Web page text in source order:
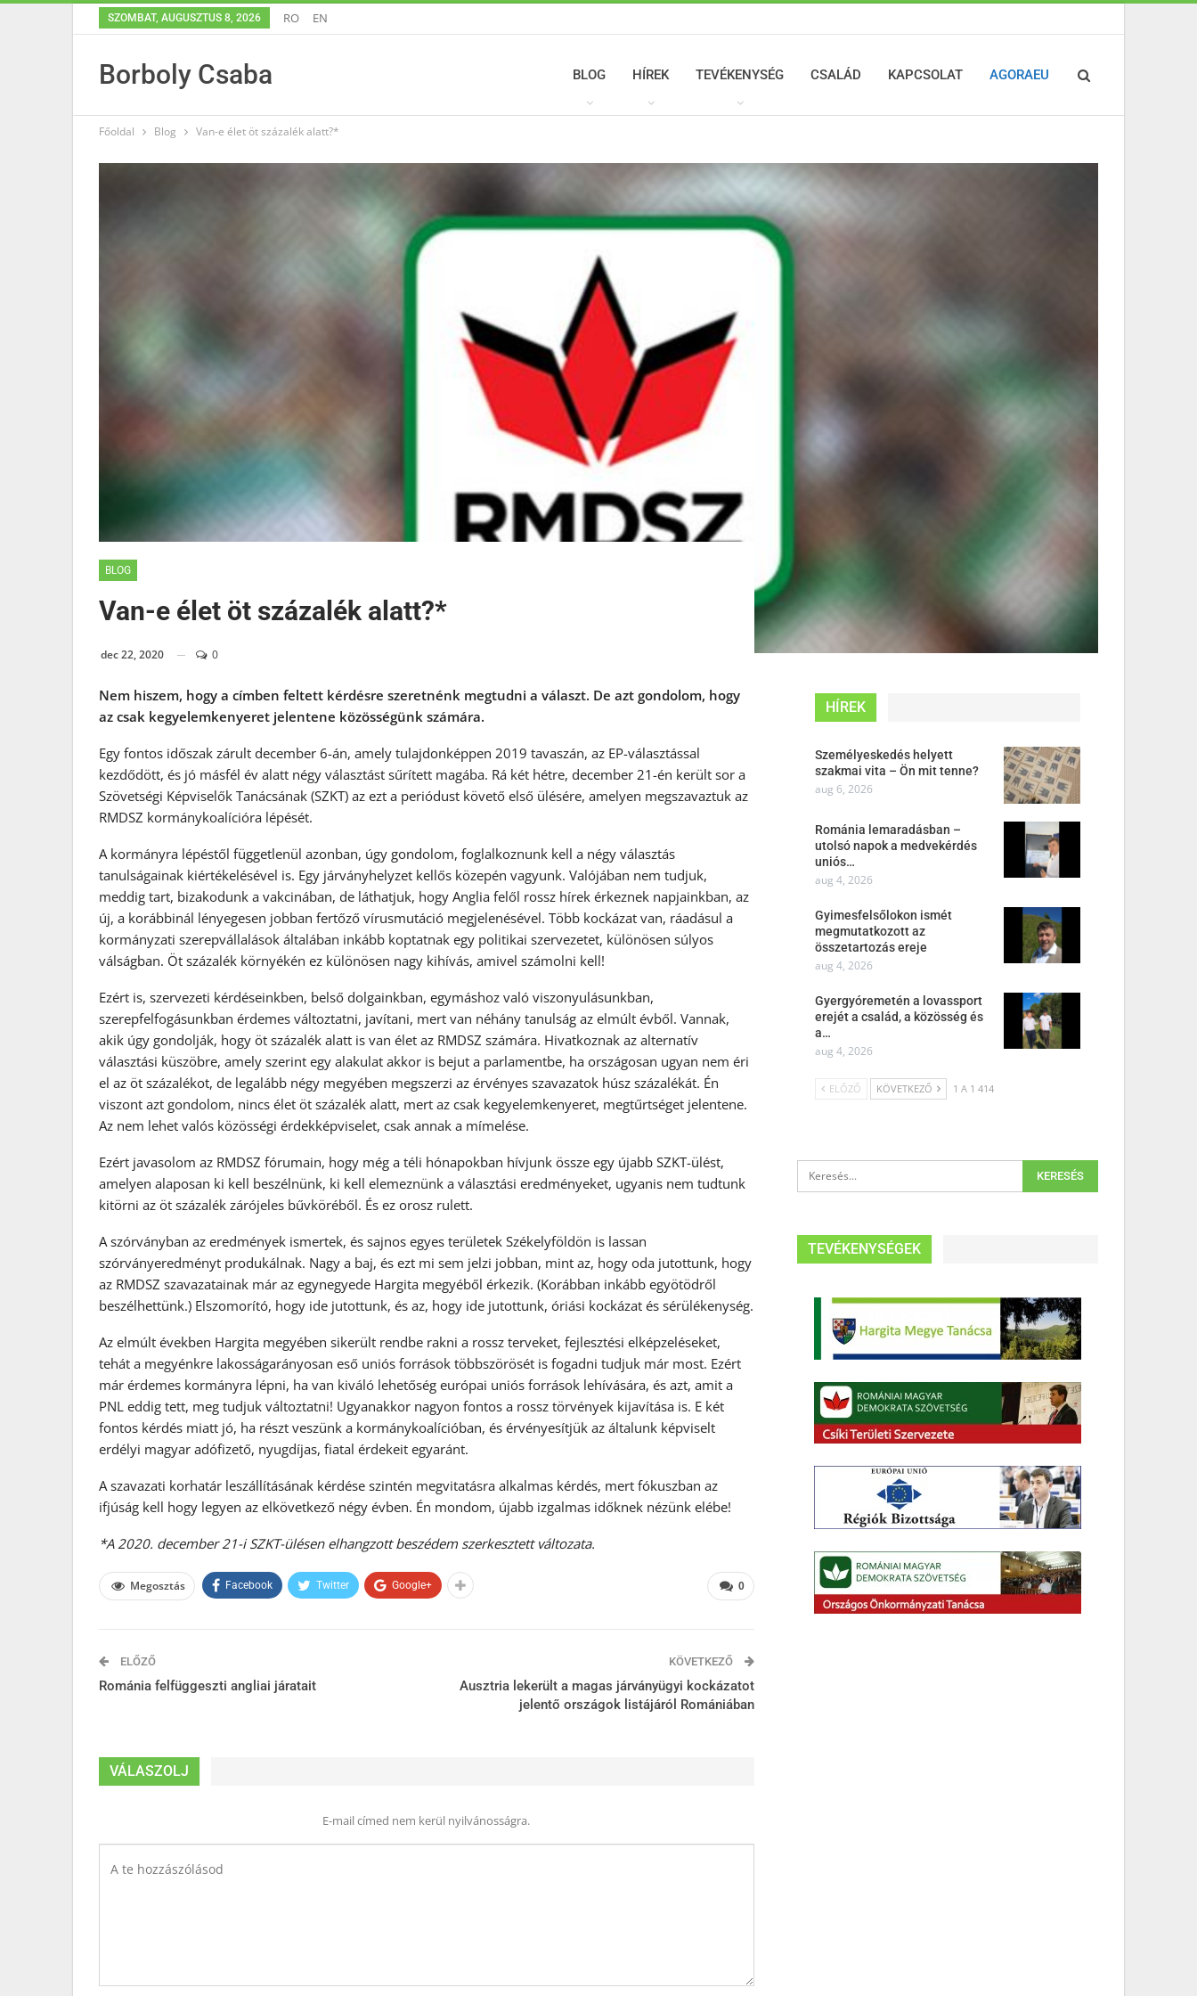
SZOMBAT, AUGUSZTUS 8, 2026 RO EN
Borboly Csaba BLOG HÍREK TEVÉKENYSÉG CSALÁD KAPCSOLAT AGORAEU
Főoldal Blog Van-e élet öt százalék alatt?*
BLOG
Van-e élet öt százalék alatt?*
dec 22, 2020 0
Nem hiszem, hogy a címben feltett kérdésre szeretnénk megtudni a választ. De azt gondolom, hogy
az csak kegyelemkenyeret jelentene közösségünk számára.
Egy fontos időszak zárult december 6-án, amely tulajdonképpen 2019 tavaszán, az EP-választással
kezdődött, és jó másfél év alatt négy választást sűrített magába. Rá két hétre, december 21-én került sor a
Szövetségi Képviselők Tanácsának (SZKT) az ezt a periódust követő első ülésére, amelyen megszavaztuk az
RMDSZ kormánykoalícióra lépését.
A kormányra lépéstől függetlenül azonban, úgy gondolom, foglalkoznunk kell a négy választás
tanulságainak kiértékelésével is. Egy járványhelyzet kellős közepén vagyunk. Valójában nem tudjuk,
meddig tart, bizakodunk a vakcinában, de láthatjuk, hogy Anglia felől rossz hírek érkeznek napjainkban, az
új, a korábbinál lényegesen jobban fertőző vírusmutáció megjelenésével. Több kockázat van, ráadásul a
kormányzati szerepvállalások általában inkább koptatnak egy politikai szervezetet, különösen súlyos
válságban. Öt százalék környékén ez különösen nagy kihívás, amivel számolni kell!
Ezért is, szervezeti kérdéseinkben, belső dolgainkban, egymáshoz való viszonyulásunkban,
szerepfelfogásunkban érdemes változtatni, javítani, mert van néhány tanulság az elmúlt évből. Vannak,
akik úgy gondolják, hogy öt százalék alatt is van élet az RMDSZ számára. Hivatkoznak az alternatív
választási küszöbre, amely szerint egy alakulat akkor is bejut a parlamentbe, ha országosan ugyan nem éri
el az öt százalékot, de legalább négy megyében megszerzi az érvényes szavazatok húsz százalékát. Én
viszont azt gondolom, nincs élet öt százalék alatt, mert az csak kegyelemkenyeret, megtűrtséget jelentene.
Az nem lehet valós közösségi érdekképviselet, csak annak a mímelése.
Ezért javasolom az RMDSZ fórumain, hogy még a téli hónapokban hívjunk össze egy újabb SZKT-ülést,
amelyen alaposan ki kell beszélnünk, ki kell elemeznünk a választási eredményeket, ugyanis nem tudtunk
kitörni az öt százalék zárójeles bűvköréből. És ez orosz rulett.
A szórványban az eredmények ismertek, és sajnos egyes területek Székelyföldön is lassan
szórványeredményt produkálnak. Nagy a baj, és ezt mi sem jelzi jobban, mint az, hogy oda jutottunk, hogy
az RMDSZ szavazatainak már az egynegyede Hargita megyéből érkezik. (Korábban inkább egyötödről
beszélhettünk.) Elszomorító, hogy ide jutottunk, és az, hogy ide jutottunk, óriási kockázat és sérülékenység.
Az elmúlt években Hargita megyében sikerült rendbe rakni a rossz terveket, fejlesztési elképzeléseket,
tehát a megyénkre lakosságarányosan eső uniós források többszörösét is fogadni tudjuk már most. Ezért
már érdemes kormányra lépni, ha van kiváló lehetőség európai uniós források lehívására, és azt, amit a
PNL eddig tett, meg tudjuk változtatni! Ugyanakkor nagyon fontos a rossz törvények kijavítása is. E két
fontos kérdés miatt jó, ha részt veszünk a kormánykoalícióban, és érvényesítjük az általunk képviselt
erdélyi magyar adófizető, nyugdíjas, fiatal érdekeit egyaránt.
A szavazati korhatár leszállításának kérdése szintén megvitatásra alkalmas kérdés, mert fókuszban az
ifjúság kell hogy legyen az elkövetkező négy évben. Én mondom, újabb izgalmas időknek nézünk elébe!
*A2020. december 21-i SZKT-ülésen elhangzott beszédem szerkesztett változata.
0
Megosztás Facebook Twitter Google+
ELŐZŐ
Románia felfüggeszti angliai járatait
KÖVETKEZŐ
Ausztria lekerült a magas járványügyi kockázatot
jelentő országok listájáról Romániában
VÁLASZOLJ
E-mail címed nem kerül nyilvánosságra.
HÍREK
Személyeskedés helyett
szakmai vita – Ön mit tenne?
aug 6, 2026
Románia lemaradásban –
utolsó napok a medvekérdés
uniós…
aug 4, 2026
Gyimesfelsőlokon ismét
megmutatkozott az
összetartozás ereje
aug 4, 2026
Gyergyóremetén a lovassport
erejét a család, a közösség és
a…
aug 4, 2026
ELŐZŐ KÖVETKEZŐ 1 A 1 414
TEVÉKENYSÉGEK